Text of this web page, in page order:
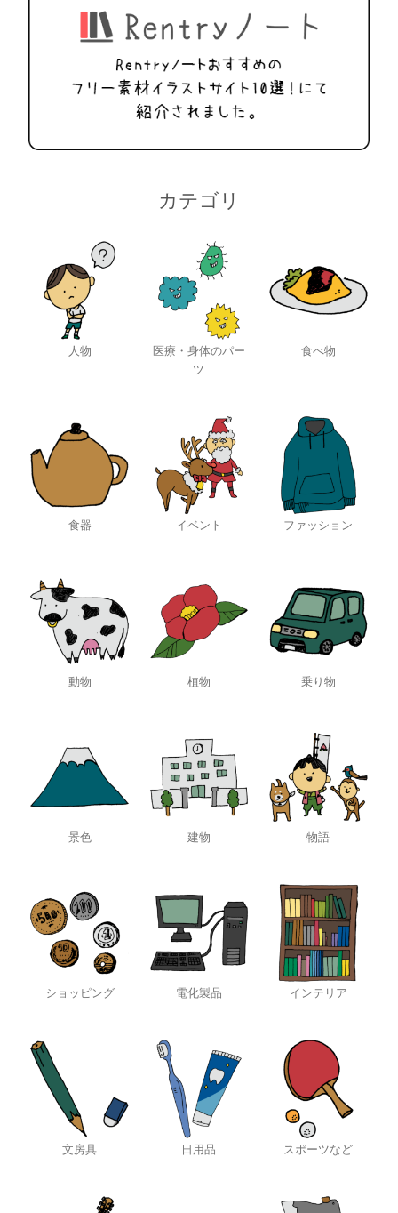
カテゴリ
人物
医療・身体のパー
ツ
食べ物
食器 イベント ファッション
動物 植物 乗り物
景色 建物 物語
ショッピング 電化製品 インテリア
文房具 日用品 スポーツなど